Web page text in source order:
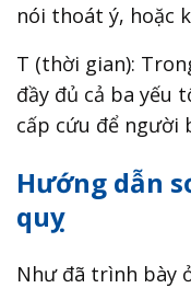
nói thoát ý, hoặc
T (thời gian):
đầy đủ cả ba yếu
cấp cứu để người
Hướng dẫn
quỵ
Như đã trình bày